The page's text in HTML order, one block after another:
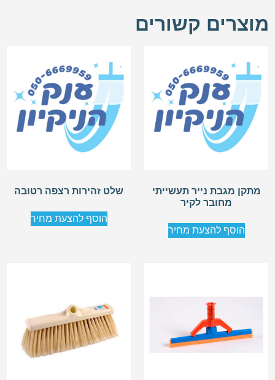
מוצרים קשורים
מתקן מגבת נייר תעשייתי
מחובר לקיר
הוסף להצעת מחיר
שלט זהירות רצפה רטובה
הוסף להצעת מחיר